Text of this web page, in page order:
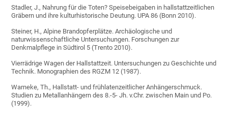
Stadler, J., Nahrung für die Toten? Speisebeigaben in hallstattzeitlichen
Gräbern und ihre kulturhistorische Deutung. UPA 86 (Bonn 2010).
Steiner, H., Alpine Brandopferplätze. Archäologische und
naturwissenschaftliche Untersuchungen. Forschungen zur
Denkmalpflege in Südtirol 5 (Trento 2010).
Vierrädrige Wagen der Hallstattzeit. Untersuchungen zu Geschichte und
Technik. Monographien des RGZM 12 (1987).
Warneke, Th., Hallstatt- und frühlatenzeitlicher Anhängerschmuck.
Studien zu Metallanhängern des 8.-5- Jh. v.Chr. zwischen Main und Po.
(1999).